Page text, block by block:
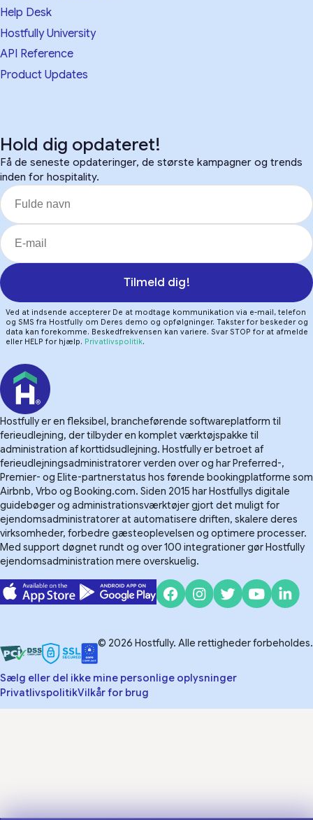
Help Desk
Hostfully University
API Reference
Product Updates
Hold dig opdateret!
Få de seneste opdateringer, de største kampagner og trends
inden for hospitality.
Tilmeld dig!
Ved at indsende accepterer De at modtage kommunikation via e-mail, telefon
og SMS fra Hostfully om Deres demo og opfølgninger. Takster for beskeder og
data kan forekomme. Beskedfrekvensen kan variere. Svar STOP for at afmelde
eller HELP for hjælp. Privatlivspolitik.
Hostfully er en fleksibel, brancheførende softwareplatform til
ferieudlejning, der tilbyder en komplet værktøjspakke til
administration af korttidsudlejning. Hostfully er betroet af
ferieudlejningsadministratorer verden over og har Preferred-,
Premier- og Elite-partnerstatus hos førende bookingplatforme som
Airbnb, Vrbo og Booking.com. Siden 2015 har Hostfullys digitale
guidebøger og administrationsværktøjer gjort det muligt for
ejendomsadministratorer at automatisere driften, skalere deres
virksomheder, forbedre gæsteoplevelsen og optimere processer.
Med support døgnet rundt og over 100 integrationer gør Hostfully
ejendomsadministration mere overskuelig.
© 2026 Hostfully. Alle rettigheder forbeholdes.
Sælg eller del ikke mine personlige oplysninger
PrivatlivspolitikVilkår for brug